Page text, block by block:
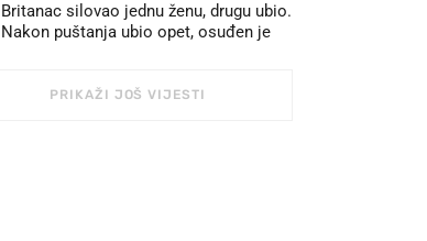
Britanac silovao jednu ženu, drugu ubio.
Nakon puštanja ubio opet, osuđen je
PRIKAŽI JOŠ VIJESTI